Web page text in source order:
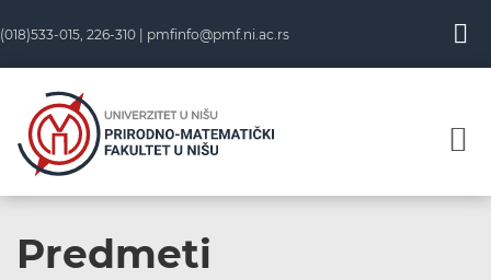
(018)533-015, 226-310 | pmfinfo@pmf.ni.ac.rs
Predmeti